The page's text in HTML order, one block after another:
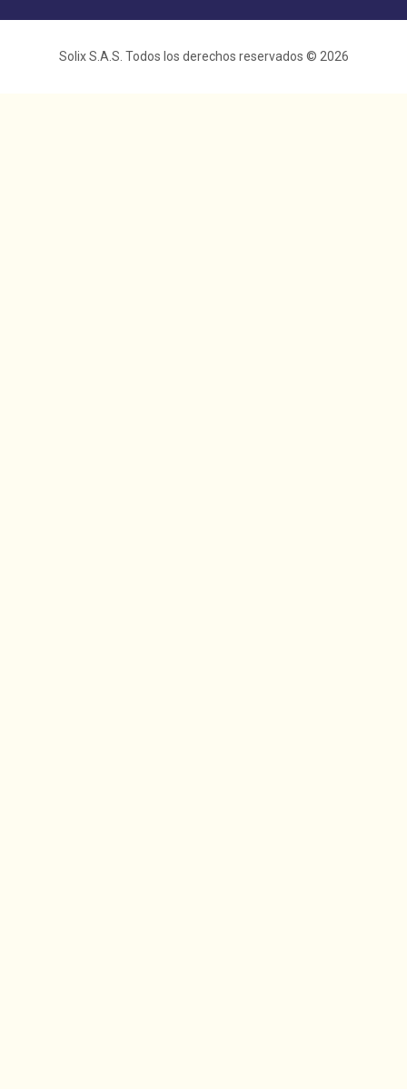
Solix S.A.S. Todos los derechos reservados © 2026